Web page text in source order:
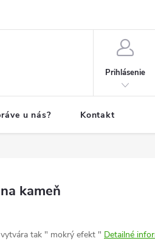
Prihlásenie
u nás? Kontakt
kameň
tak " mokrý efekt " Detailné